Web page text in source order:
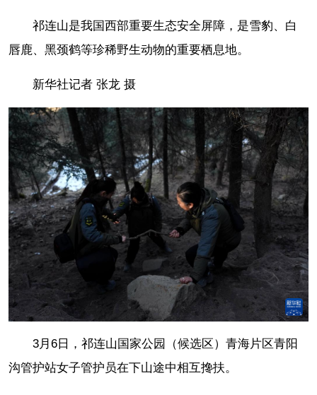
祁连山是我国西部重要生态安全屏障，是雪豹、白
唇鹿、黑颈鹤等珍稀野生动物的重要栖息地。
新华社记者 张龙 摄
3月6日，祁连山国家公园（候选区）青海片区青阳
沟管护站女子管护员在下山途中相互搀扶。